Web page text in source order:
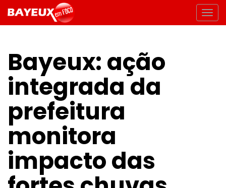
Bayeux: ação
integrada da
prefeitura
monitora
impacto das